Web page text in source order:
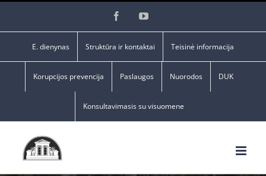
FacebookYouTube
E. dienynas Struktūra ir kontaktai Teisinė informacija
Korupcijos prevencija Paslaugos Nuorodos DUK
Konsultavimasis su visuomene